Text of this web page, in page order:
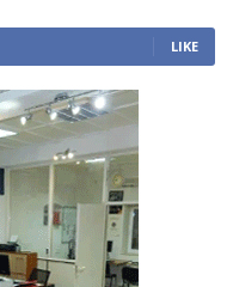
LIKE